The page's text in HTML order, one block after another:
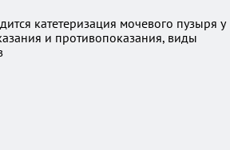
катетеризация мочевого пузыря у
и противопоказания, виды